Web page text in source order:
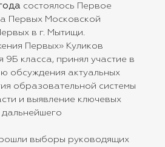
состоялось Первое
Первых Московской
в г. Мытищи.
Первых» Куликов
9Б класса, принял участие в
обсуждения актуальных
образовательной системы
и выявление ключевых
выборы руководящих